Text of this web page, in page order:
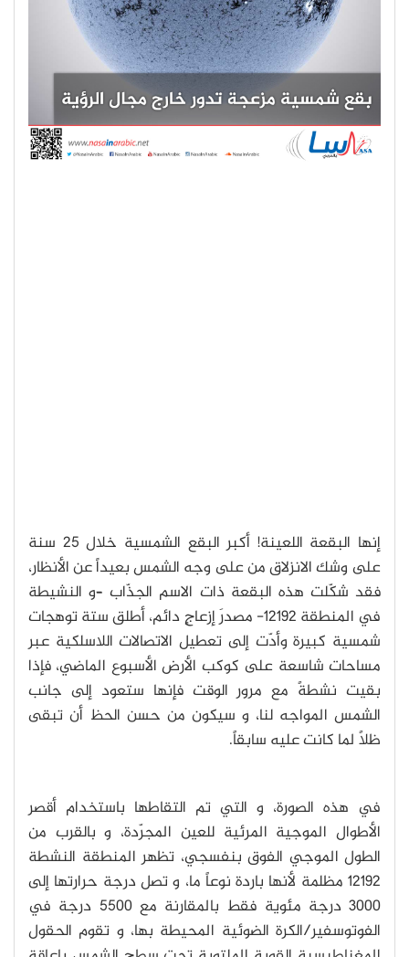
إنها البقعة اللعينة! أكبر البقع الشمسية خلال 25 سنة
على وشك الانزلاق من على وجه الشمس بعيداً عن الأنظار،
فقد شكّلت هذه البقعة ذات الاسم الجذّاب –و النشيطة
في المنطقة 12192- مصدرَ إزعاجٍ دائم، أطلق ستة توهجات
شمسية كبيرة وأدّت إلى تعطيل الاتصالات اللاسلكية عبر
مساحات شاسعة على كوكب الأرض الأسبوع الماضي، فإذا
بقيت نشطةً مع مرور الوقت فإنها ستعود إلى جانب
الشمس المواجه لنا، و سيكون من حسن الحظ أن تبقى
ظلاً لما كانت عليه سابقاً.
في هذه الصورة، و التي تم التقاطها باستخدام أقصر
الأطوال الموجية المرئية للعين المجرّدة، و بالقرب من
الطول الموجي الفوق بنفسجي، تظهر المنطقة النشطة
12192 مظلمة لأنها باردة نوعاً ما، و تصل درجة حرارتها إلى
3000 درجة مئوية فقط بالمقارنة مع 5500 درجة في
الفوتوسفير/الكرة الضوئية المحيطة بها، و تقوم الحقول